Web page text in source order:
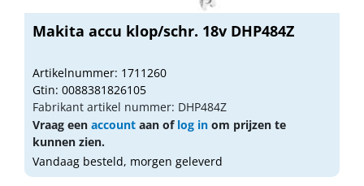
Makita accu klop/schr. 18v DHP484Z
Artikelnummer: 1711260
Gtin: 0088381826105
Fabrikant artikel nummer: DHP484Z
Vraag een account aan of log in om prijzen te
kunnen zien.
Vandaag besteld, morgen geleverd